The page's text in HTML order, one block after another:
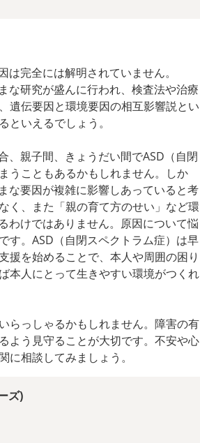
完全には解明されていません。
な研究が盛んに行われ、検査法や治療
遺伝要因と環境要因の相互影響説とい
いえるでしょう。
、親子間、きょうだい間でASD（自閉
うこともあるかもしれません。しか
な要因が複雑に影響しあっていると考
く、また「親の育て方のせい」など環
わけではありません。原因について悩
す。ASD（自閉スペクトラム症）は早
援を始めることで、本人や周囲の困り
本人にとって生きやすい環境がつくれ
らっしゃるかもしれません。障害の有
よう見守ることが大切です。不安や心
相談してみましょう。
ズ)